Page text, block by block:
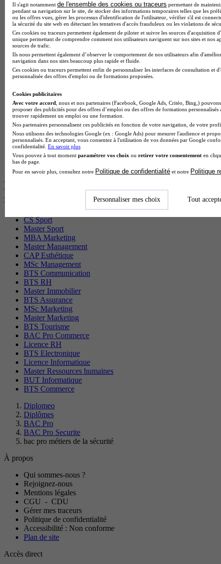
BTS Dietetique en alternance
BTS Mco en alternance
BTS Pi en alternance
BTS Sp3s en alternance
Master CCA en alternance
BTS Ndrc en alternance
BTS Sam en alternance
Cap Fleuriste en alternance
BTS Sio en alternance
BTS Gpme en alternance
Cap Electricien en alternance
BTS Gpn en alternance
BTS Domotique en alternance
BAC Pro Agora en alternance
BTS Sta en alternance
BTS Iris en alternance
BTS Tpl en alternance
BTS Ati en alternance
Les diplômes par filière les plus
recherchés
CS Sport
Master Sport
MBA Marketing
Master Management
CAP Esthétique
MSc Management
BTS Communication
BTS RH
Master Immobilier
BTS Assurance
MSc Marketing
Master Marketing
BTS Tourisme
BAC Pro Commerce
Licence RH
BTS Electronique
Licence Informatique
Master Ressources humaines
BUT Informatique
BTS Commerce
Diplomeo
Diplômes
BAC Pro
BAC Pro Securite
bac pro métiers de la sécurité
À propos
Qui sommes-nous ?
Rejoignez-nous
Mentions légales
CGU - CDU
Gérer mes traceurs
Politique de confidentialité
Accessibilité : Non conforme
Plan de site
Accès direct
Il s'agit notamment de l'ensemble des cookies ou traceurs permettant de
pendant sa navigation sur le site, de stocker des informations temporaires telles que les
ou les offres vues, gérer les processus d'identification de l'utilisateur, vérifier s'il est
la sécurité du site web en détectant les tentatives d'accès frauduleux ou les violations de
Ces cookies ou traceurs permettent également de piloter et suivre les sources d'acquisition
unique permettant de comprendre comment nos utilisateurs naviguent sur nos sites et nos
sources de trafic.
Ils nous permettent également d’observer le comportement de nos utilisateurs afin
navigation dans nos sites beaucoup plus rapide et fluide.
Ces cookies ou traceurs permettent enfin de personnaliser les interfaces de consultation et
personnalisée des offres d'emploi ou de formations proposées.
Cookies publicitaires
Avec votre accord , nous et nos partenaires (Facebook, Google Ads, Critéo, Bing,)
proposer des publicités pour des offres d’emploi ou des offres de formations
trouver rapidement un emploi ou une formation.
Nos partenaires personnalisent ces publicités en fonction de votre navigation, de votre
Nous utilisons des technologies Google (ex : Google Ads) pour mesurer l'audience et
personnalisés. En acceptant, vous consentez à l'utilisation de vos données par Google
confidentialité. En savoir plus
Vous pouvez à tout moment paramétrer vos choix ou retirer votre consentement en
bas de page.
Pour en savoir plus, consultez notre Politique de confidentialité et notre Politique
Personnaliser mes choix Tout